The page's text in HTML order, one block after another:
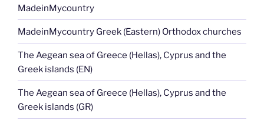
MadeinMycountry
MadeinMycountry Greek (Eastern) Orthodox churches
The Aegean sea of Greece (Hellas), Cyprus and the
Greek islands (EN)
The Aegean sea of Greece (Hellas), Cyprus and the
Greek islands (GR)